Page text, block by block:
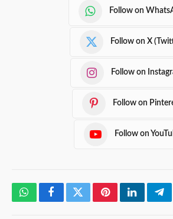
Follow on
Follow on X
Follow on
Follow on
Follow on
WhatsAppFacebookTwitterPinterestLinkedIn